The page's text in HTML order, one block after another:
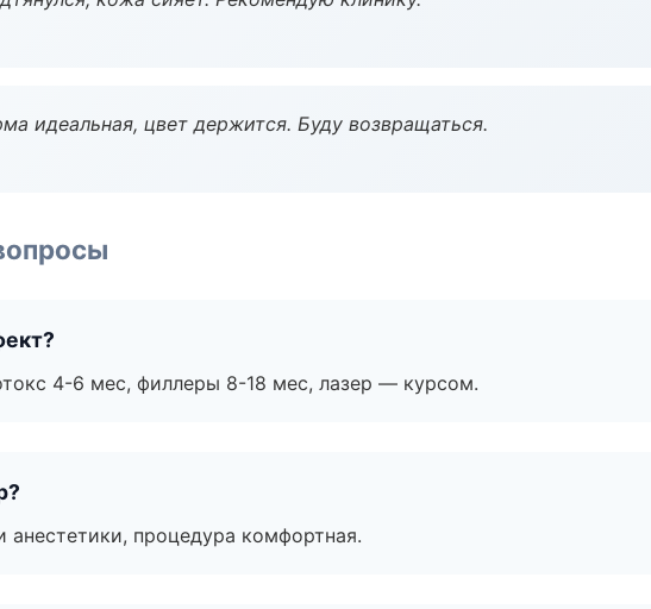
идеальная, цвет держится. Буду возвращаться.
4-6 мес, филлеры 8-18 мес, лазер — курсом.
процедура комфортная.